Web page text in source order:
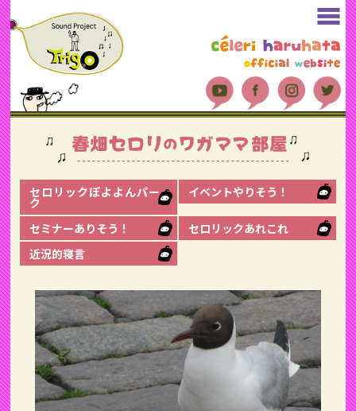
セロリックぽよよんパー
ク
イベントやりそう！
セミナーありそう！
セロリックあれこれ
近況的寝言